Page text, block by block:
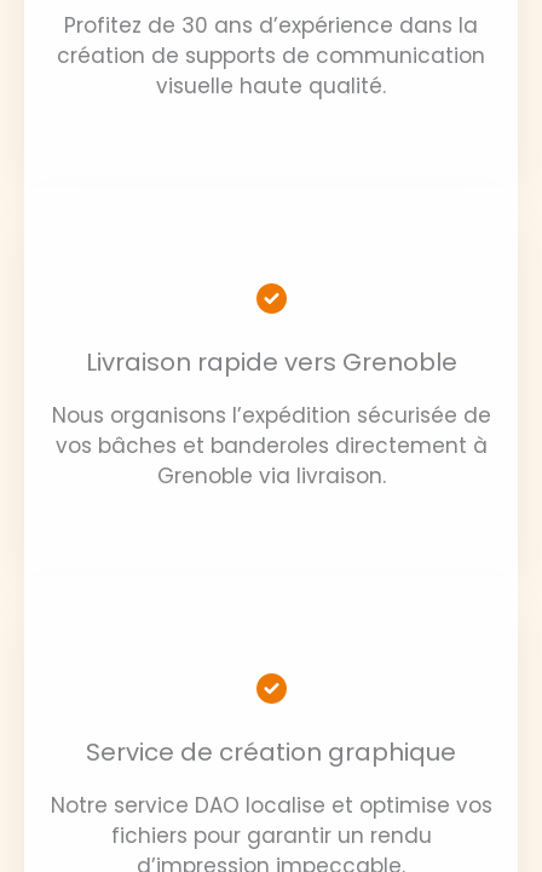
Profitez de 30 ans d’expérience dans la
création de supports de communication
visuelle haute qualité.
Livraison rapide vers Grenoble
Nous organisons l’expédition sécurisée de
vos bâches et banderoles directement à
Grenoble via livraison.
Service de création graphique
Notre service DAO localise et optimise vos
fichiers pour garantir un rendu
d’impression impeccable.